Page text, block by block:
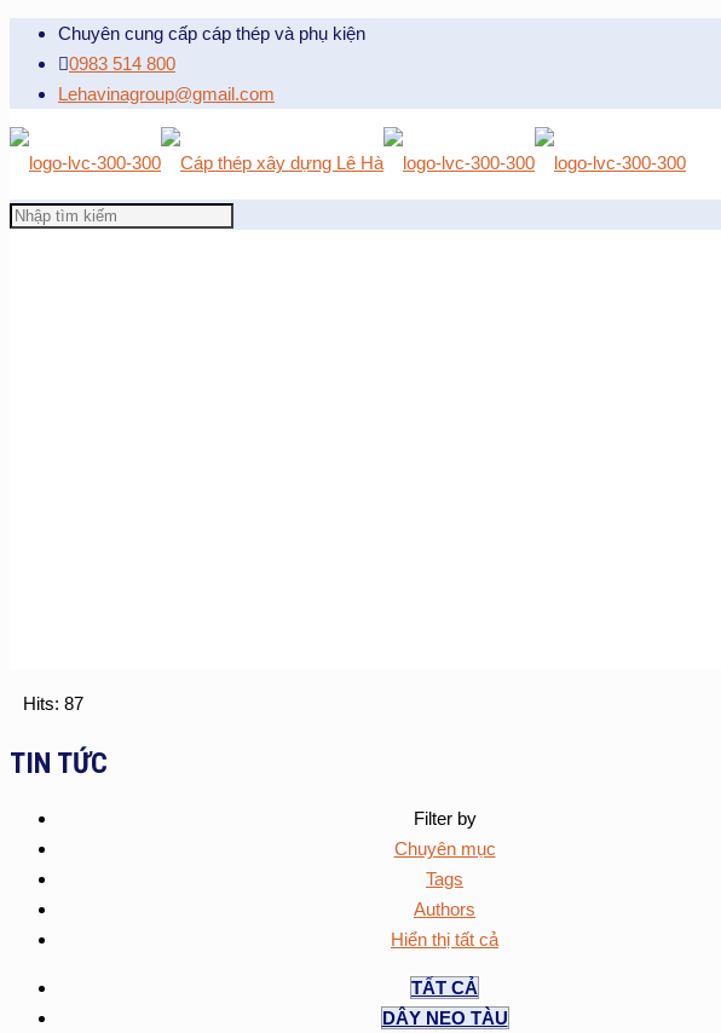
Chuyên cung cấp cáp thép và phụ kiện
0983 514 800
Lehavinagroup@gmail.com
Hits: 87
TIN TỨC
Filter by
Chuyên mục
Tags
Authors
Hiển thị tất cả
TẤT CẢ
DÂY NEO TÀU